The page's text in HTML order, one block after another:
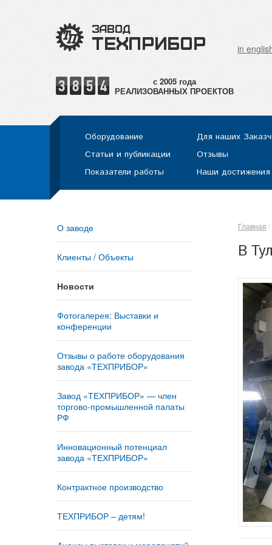
in
РЕАЛИЗОВАННЫХ ПРОЕКТОВ
Оборудование
Статьи и публикации
Показатели работы
Для наших
Отзывы
Наши достижения
О заводе
Клиенты / Объекты
Новости
Фотогалерея: Выставки и
конференции
Отзывы о работе оборудования
завода «ТЕХПРИБОР»
Завод «ТЕХПРИБОР» — член
торгово-промышленной палаты
РФ
Инновационный потенциал
завода «ТЕХПРИБОР»
Контрактное производство
ТЕХПРИБОР – детям!
Главная
В